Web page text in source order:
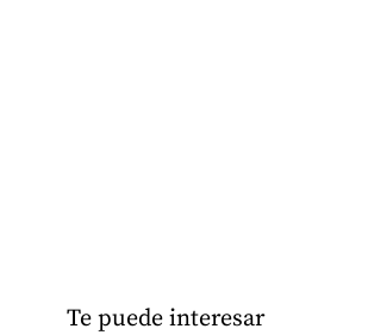
Te puede interesar